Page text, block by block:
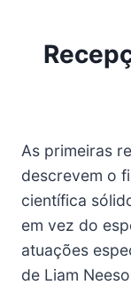
As primeiras
descrevem o
científica
em vez do
atuações
de Liam